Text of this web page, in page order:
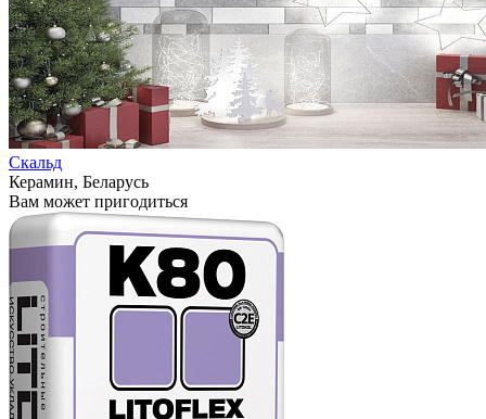
Скальд
Керамин, Беларусь
Вам может пригодиться